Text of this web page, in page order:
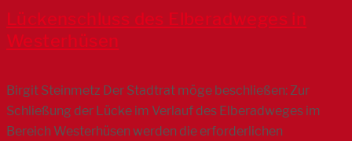
Lückenschluss des Elberadweges in
Westerhüsen
Birgit Steinmetz Der Stadtrat möge beschließen: Zur
Schließung der Lücke im Verlauf des Elberadweges im
Bereich Westerhüsen werden die erforderlichen